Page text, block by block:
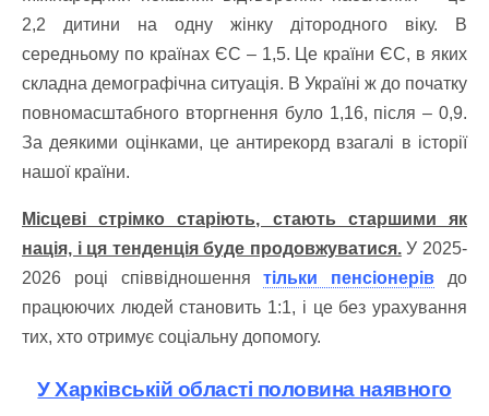
2,2 дитини на одну жінку дітородного віку. В
середньому по країнах ЄС –1,5. Це країни ЄС, в яких
складна демографічна ситуація. В Україні ж до початку
повномасштабного вторгнення було 1,16, після– 0,9.
За деякими оцінками, це антирекорд взагалі в історії
нашої країни.
Місцеві стрімко старіють, стають старшими як
нація, і ця тенденція буде продовжуватися.У 2025-
2026 році співвідношеннятільки пенсіонерів до
працюючих людей становить 1:1, і це без урахування
тих, хто отримує соціальну допомогу.
У Харківській області половина наявного